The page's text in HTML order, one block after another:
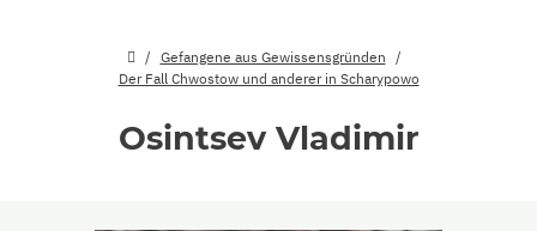
Gefangene aus Gewissensgründen
Der Fall Chwostow und anderer in Scharypowo
Osintsev Vladimir